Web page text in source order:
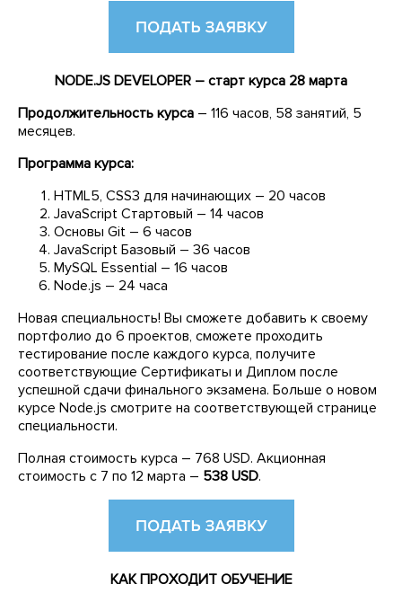
NODE.JS DEVELOPER – старт курса 28 марта
Продолжительность курса – 116 часов, 58 занятий, 5
месяцев.
Программа курса:
HTML5, CSS3 для начинающих – 20 часов
JavaScript Стартовый – 14 часов
Основы Git – 6 часов
JavaScript Базовый – 36 часов
MySQL Essential – 16 часов
Node.js – 24 часа
Новая специальность! Вы сможете добавить к своему
портфолио до 6 проектов, сможете проходить
тестирование после каждого курса, получите
соответствующие Сертификаты и Диплом после
успешной сдачи финального экзамена. Больше о новом
курсе Node.js смотрите на соответствующей странице
специальности.
Полная стоимость курса – 768 USD. Акционная
стоимость с 7 по 12 марта – 538 USD.
КАК ПРОХОДИТ ОБУЧЕНИЕ